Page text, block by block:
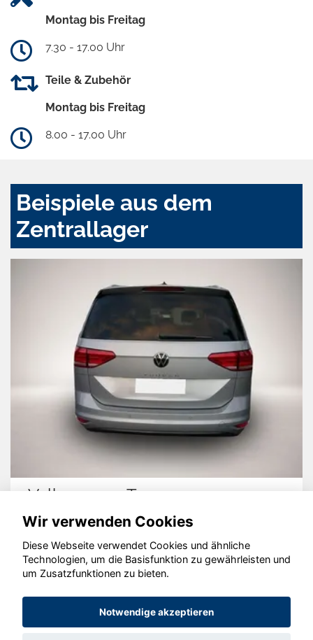
Montag bis Freitag
7.30 - 17.00 Uhr
Teile & Zubehör
Montag bis Freitag
8.00 - 17.00 Uhr
Beispiele aus dem
Zentrallager
Volkswagen Touran
© konjunkturmotor.de GmbH 2020 - 2026
Wir verwenden Cookies
Diese Webseite verwendet Cookies und ähnliche
Technologien, um die Basisfunktion zu gewährleisten und
um Zusatzfunktionen zu bieten.
Notwendige akzeptieren